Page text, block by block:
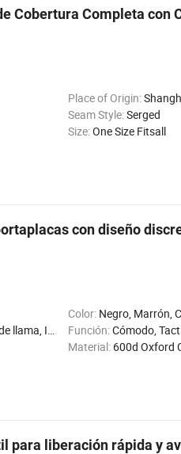
Cobertura Completa con
Place of Origin:
Seam Style:Serged
Size:One Size Fitsall
con diseño
Color: Negro, Marrón,
Función:Cómodo,
Material: 600d Oxford
para liberación rápida y